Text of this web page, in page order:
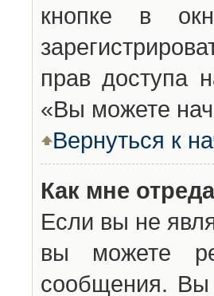
кнопке в
прав доступа
«Вы можете
Вернуться к
Как мне
Если вы не
вы можете
сообщения. Вы